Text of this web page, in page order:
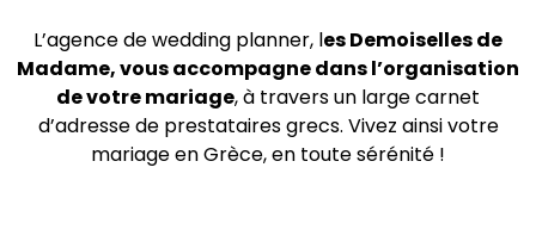
L’agence de wedding planner, les Demoiselles de
Madame, vous accompagne dans l’organisation
de votre mariage, à travers un large carnet
d’adresse de prestataires grecs. Vivez ainsi votre
mariage en Grèce, en toute sérénité !